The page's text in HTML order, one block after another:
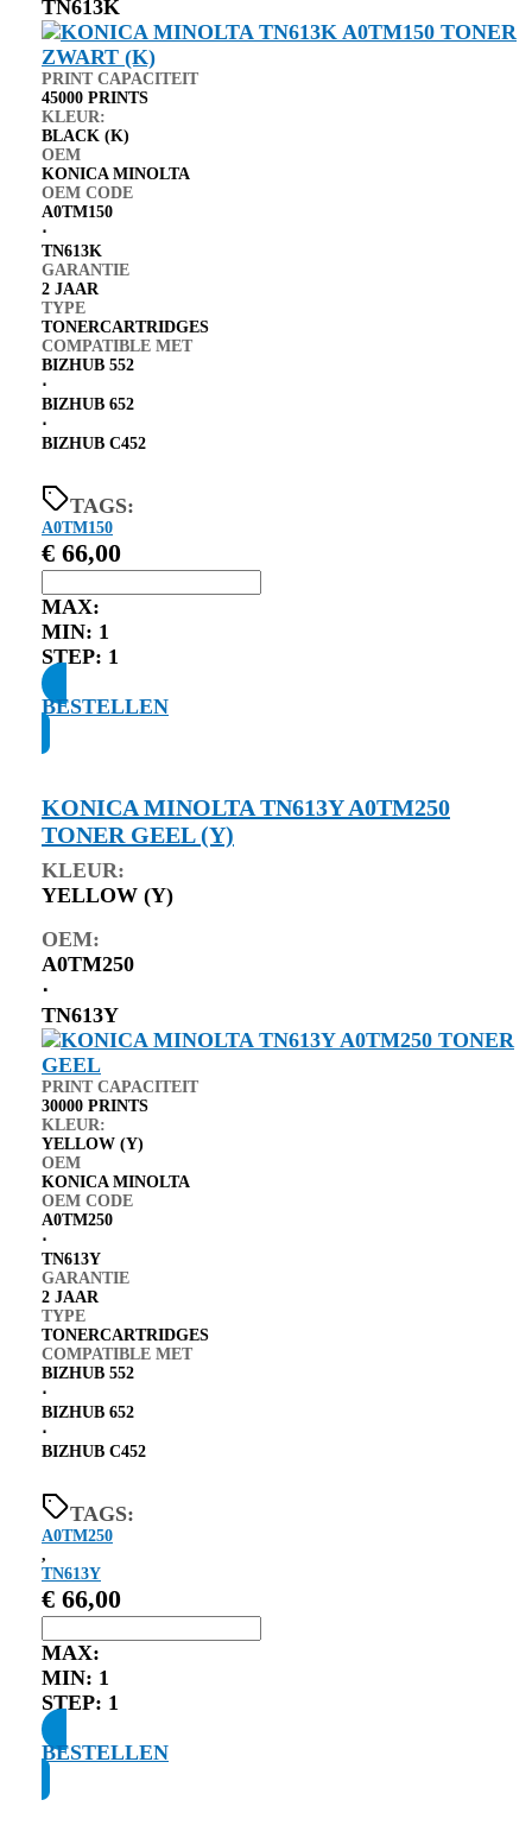
TN613K
PRINT CAPACITEIT
45000 PRINTS
KLEUR:
BLACK (K)
OEM
KONICA MINOLTA
OEM CODE
A0TM150
⋅
TN613K
GARANTIE
2 JAAR
TYPE
TONERCARTRIDGES
COMPATIBLE MET
BIZHUB 552
⋅
BIZHUB 652
⋅
BIZHUB C452
TAGS:
A0TM150
€ 66,00
MAX:
MIN: 1
STEP: 1
BESTELLEN
KONICA MINOLTA TN613Y A0TM250
TONER GEEL (Y)
KLEUR:
YELLOW (Y)
OEM:
A0TM250
⋅
TN613Y
PRINT CAPACITEIT
30000 PRINTS
KLEUR:
YELLOW (Y)
OEM
KONICA MINOLTA
OEM CODE
A0TM250
⋅
TN613Y
GARANTIE
2 JAAR
TYPE
TONERCARTRIDGES
COMPATIBLE MET
BIZHUB 552
⋅
BIZHUB 652
⋅
BIZHUB C452
TAGS:
A0TM250
,
TN613Y
€ 66,00
MAX:
MIN: 1
STEP: 1
BESTELLEN